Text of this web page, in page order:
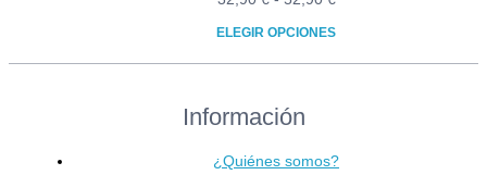
ELEGIR OPCIONES
Este
tiene
variantes.
Información
¿Quiénes somos?